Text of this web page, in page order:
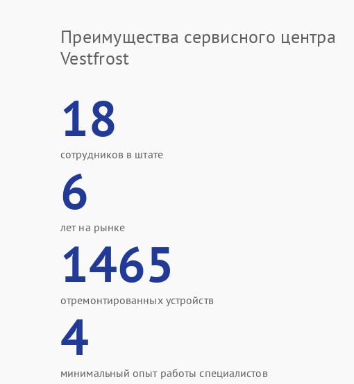
Преимущества сервисного центра
Vestfrost
18
сотрудников в штате
6
лет на рынке
1465
отремонтированных устройств
4
минимальный опыт работы специалистов